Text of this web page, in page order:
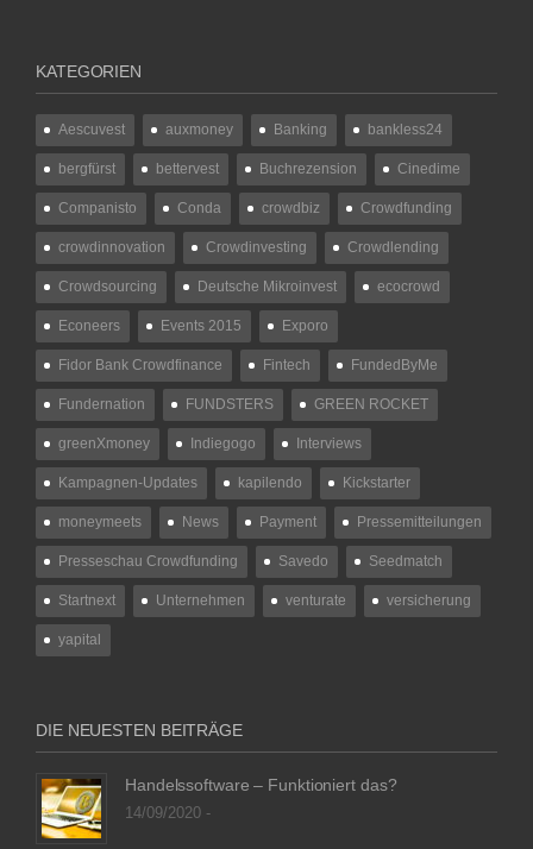
KATEGORIEN
Aescuvest auxmoney Banking bankless24
bergfürst bettervest Buchrezension Cinedime
Companisto Conda crowdbiz Crowdfunding
crowdinnovation Crowdinvesting Crowdlending
Crowdsourcing Deutsche Mikroinvest ecocrowd
Econeers Events 2015 Exporo
Fidor Bank Crowdfinance Fintech FundedByMe
Fundernation FUNDSTERS GREEN ROCKET
greenXmoney Indiegogo Interviews
Kampagnen-Updates kapilendo Kickstarter
moneymeets News Payment Pressemitteilungen
Presseschau Crowdfunding Savedo Seedmatch
Startnext Unternehmen venturate versicherung
yapital
DIE NEUESTEN BEITRÄGE
Handelssoftware – Funktioniert das?
14/09/2020 -